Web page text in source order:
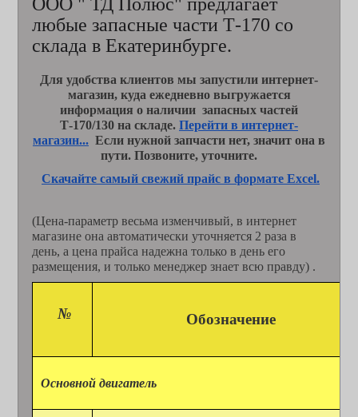
любые запасные части Т-170 со
склада в Екатеринбурге.
Для удобства клиентов мы запустили интернет-
магазин, куда ежедневно выгружается
информация о наличии запасных частей
Т-170/130 на складе. Перейти в интернет-
магазин... Если нужной запчасти нет, значит она в
пути. Позвоните, уточните.
Скачайте самый свежий прайс в форматe Excel.
(Цена-параметр весьма изменчивый, в интернет
магазине она автоматически уточняется 2 раза в
день, а цена прайса надежна только в день его
размещения, и только менеджер знает всю правду) .
№ Обозначение
Основной двигатель